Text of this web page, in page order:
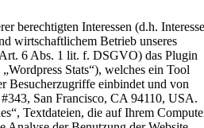
berechtigten Interessen (d.h.
wirtschaftlichem Betrieb unseres
6 Abs. 1 lit. f. DSGVO) das Plugin
Stats“), welches ein Tool
Besucherzugriffe einbindet und von
San Francisco, CA 94110, USA.
Textdateien, die auf Ihrem